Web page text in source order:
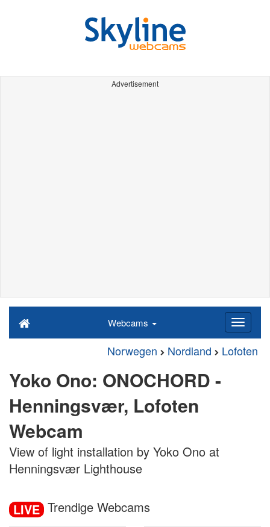
Advertisement
Webcams
Norwegen Nordland Lofoten
Yoko Ono: ONOCHORD -
Henningsvær, Lofoten
Webcam
View of light installation by Yoko Ono at
Henningsvær Lighthouse
LIVE Trendige Webcams